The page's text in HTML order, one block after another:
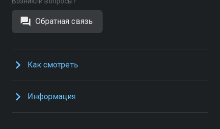
Обратная связь
Как смотреть
Информация